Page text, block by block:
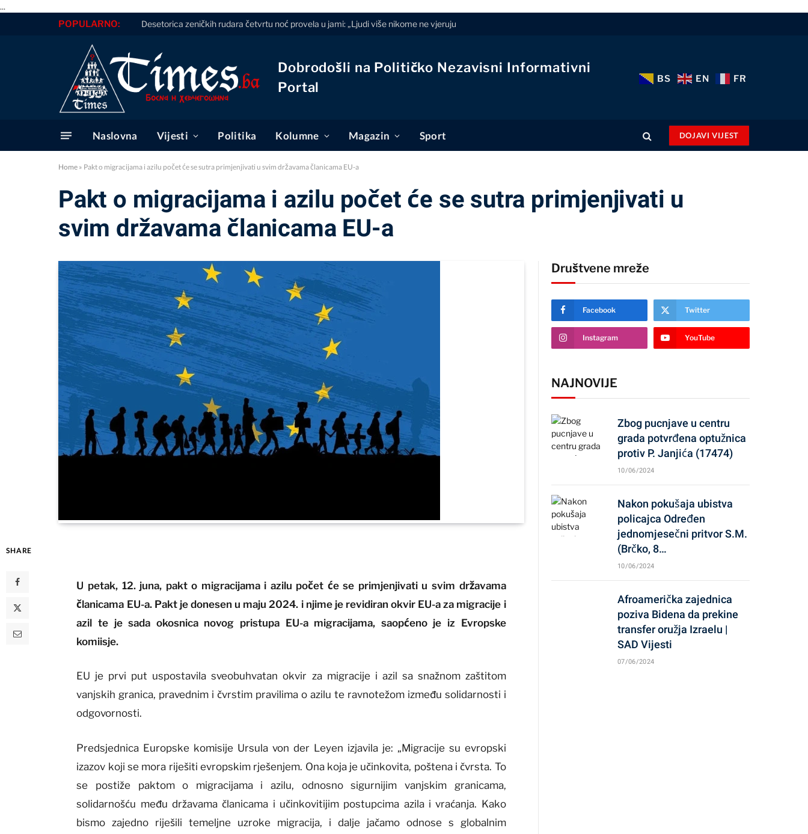
...
POPULARNO: Desetorica zeničkih rudara četvrtu noć provela u jami: „Ljudi više nikome ne vjeruju
Dobrodošli na Političko Nezavisni Informativni
Portal
BS EN FR
Naslovna Vijesti Politika Kolumne Magazin Sport DOJAVI VIJEST
Home » Pakt o migracijama i azilu počet će se sutra primjenjivati u svim državama članicama EU-a
Pakt o migracijama i azilu počet će se sutra primjenjivati u
svim državama članicama EU-a
SHARE
U petak, 12. juna, pakt o migracijama i azilu počet će se primjenjivati u svim državama
članicama EU-a. Pakt je donesen u maju 2024. i njime je revidiran okvir EU-a za migracije i
azil te je sada okosnica novog pristupa EU-a migracijama, saopćeno je iz Evropske
komiisje.
EU je prvi put uspostavila sveobuhvatan okvir za migracije i azil sa snažnom zaštitom
vanjskih granica, pravednim i čvrstim pravilima o azilu te ravnotežom između solidarnosti i
odgovornosti.
Predsjednica Europske komisije Ursula von der Leyen izjavila je: „Migracije su evropski
izazov koji se mora riješiti evropskim rješenjem. Ona koja je učinkovita, poštena i čvrsta. To
se postiže paktom o migracijama i azilu, odnosno sigurnijim vanjskim granicama,
solidarnošću među državama članicama i učinkovitijim postupcima azila i vraćanja. Kako
bismo zajedno riješili temeljne uzroke migracija, i dalje jačamo odnose s globalnim
Društvene mreže
Facebook Twitter
Instagram YouTube
NAJNOVIJE
Zbog pucnjave u centru
grada potvrđena optužnica
protiv P. Janjića (17474)
10/06/2024
Nakon pokušaja ubistva
policajca Određen
jednomjesečni pritvor S.M.
(Brčko, 8…
10/06/2024
Afroamerička zajednica
poziva Bidena da prekine
transfer oružja Izraelu |
SAD Vijesti
07/06/2024